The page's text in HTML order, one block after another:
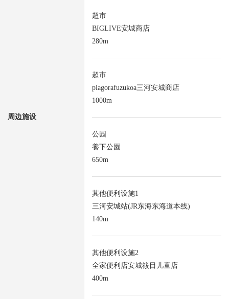
周边施设
超市
BIGLIVE安城商店
280m
超市
piagorafuzukoa三河安城商店
1000m
公园
養下公園
650m
其他便利设施1
三河安城站(JR东海东海道本线)
140m
其他便利设施2
全家便利店安城筱目儿童店
400m